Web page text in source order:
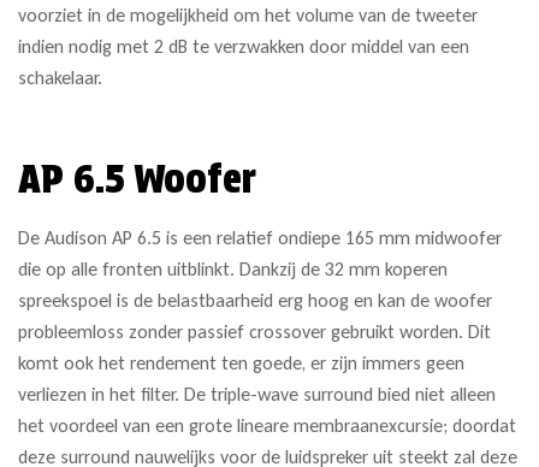
voorziet in de mogelijkheid om het volume van de tweeter
indien nodig met 2 dB te verzwakken door middel van een
schakelaar.
AP 6.5 Woofer
De Audison AP 6.5 is een relatief ondiepe 165 mm midwoofer
die op alle fronten uitblinkt. Dankzij de 32 mm koperen
spreekspoel is de belastbaarheid erg hoog en kan de woofer
probleemloss zonder passief crossover gebruikt worden. Dit
komt ook het rendement ten goede, er zijn immers geen
verliezen in het filter. De triple-wave surround bied niet alleen
het voordeel van een grote lineare membraanexcursie; doordat
deze surround nauwelijks voor de luidspreker uit steekt zal deze